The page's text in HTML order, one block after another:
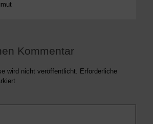
Kommentar
wird nicht veröffentlicht. Erforderliche